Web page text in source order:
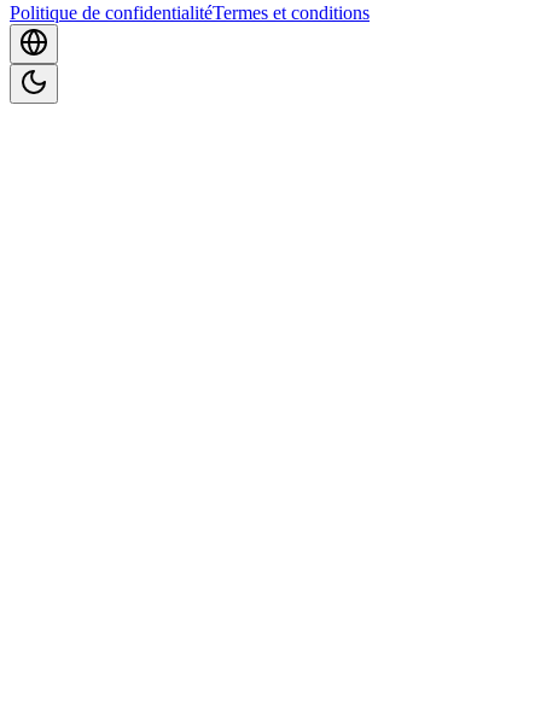
Politique de confidentialitéTermes et conditions